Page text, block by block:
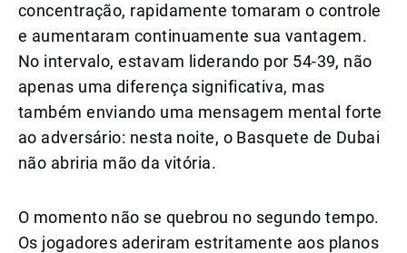
concentração, rapidamente tomaram o controle
e aumentaram continuamente sua vantagem.
No intervalo, estavam liderando por 54-39, não
apenas uma diferença significativa, mas
também enviando uma mensagem mental forte
ao adversário: nesta noite, o Basquete de Dubai
não abriria mão da vitória.
O momento não se quebrou no segundo tempo.
Os jogadores aderiram estritamente aos planos